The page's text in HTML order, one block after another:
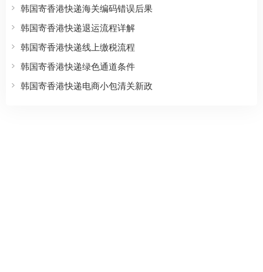
韩国寄香港快递海关编码错误后果
韩国寄香港快递退运流程详解
韩国寄香港快递线上缴税流程
韩国寄香港快递绿色通道条件
韩国寄香港快递电商小包清关新政